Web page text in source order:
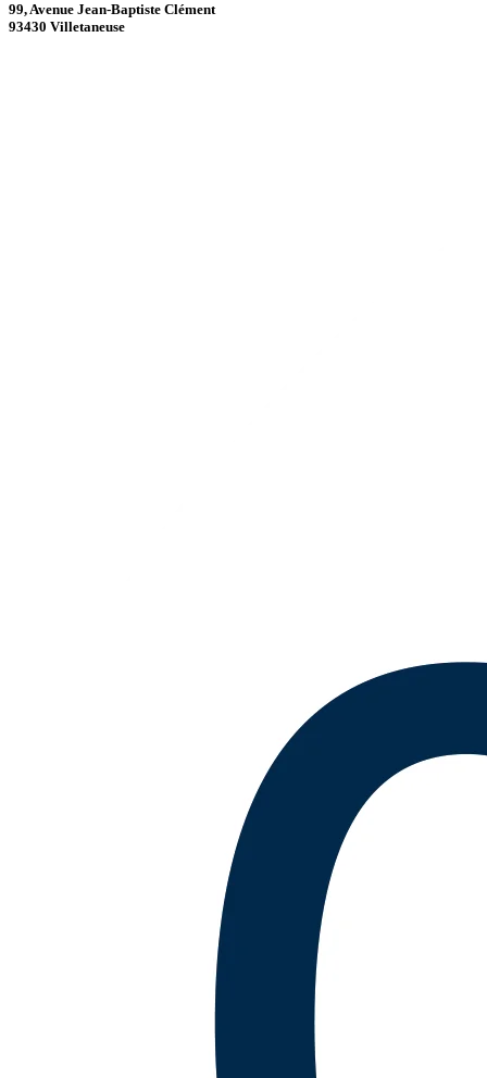
99, Avenue Jean-Baptiste Clément
93430 Villetaneuse